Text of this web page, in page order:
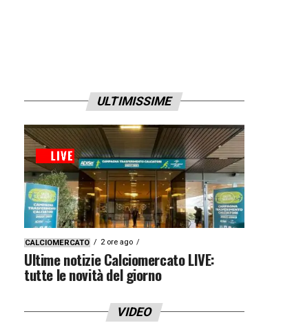
ULTIMISSIME
CALCIOMERCATO 2 ore ago
Ultime notizie Calciomercato LIVE:
tutte le novità del giorno
VIDEO